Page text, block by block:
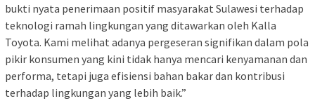
bukti nyata penerimaan positif masyarakat Sulawesi terhadap
teknologi ramah lingkungan yang ditawarkan oleh Kalla
Toyota. Kami melihat adanya pergeseran signifikan dalam pola
pikir konsumen yang kini tidak hanya mencari kenyamanan dan
performa, tetapi juga efisiensi bahan bakar dan kontribusi
terhadap lingkungan yang lebih baik.”